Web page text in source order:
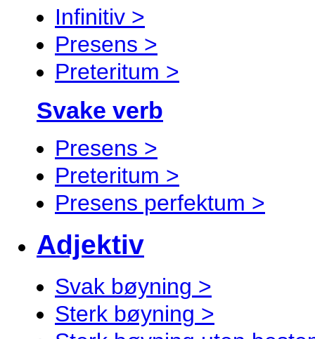
Infinitiv >
Presens >
Preteritum >
Svake verb
Presens >
Preteritum >
Presens perfektum >
Adjektiv
Svak bøyning >
Sterk bøyning >